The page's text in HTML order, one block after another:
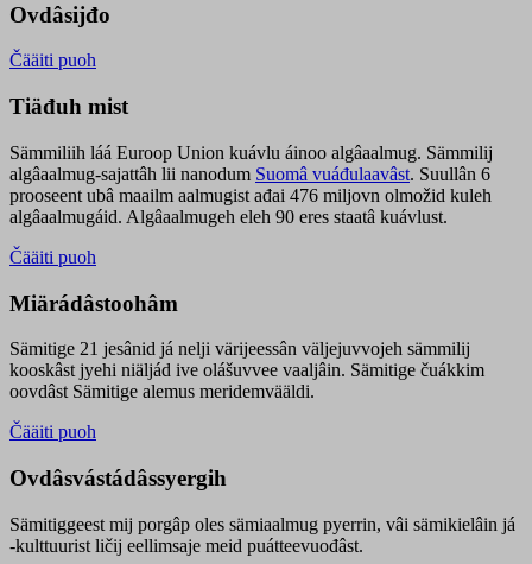
Ovdâsijđo
Čääiti puoh
Tiäđuh mist
Sämmiliih láá Euroop Union kuávlu áinoo algâaalmug. Sämmilij
algâaalmug-sajattâh lii nanodum Suomâ vuáđulaavâst. Suullân 6
prooseent ubâ maailm aalmugist ađai 476 miljovn olmožid kuleh
algâaalmugáid. Algâaalmugeh eleh 90 eres staatâ kuávlust.
Čääiti puoh
Miärádâstoohâm
Sämitige 21 jesânid já nelji värijeessân väljejuvvojeh sämmilij
kooskâst jyehi niäljád ive olášuvvee vaaljâin. Sämitige čuákkim
oovdâst Sämitige alemus meridemvääldi.
Čääiti puoh
Ovdâsvástádâssyergih
Sämitiggeest mij porgâp oles sämiaalmug pyerrin, vâi sämikielâin já
-kulttuurist ličij eellimsaje meid puátteevuođâst.